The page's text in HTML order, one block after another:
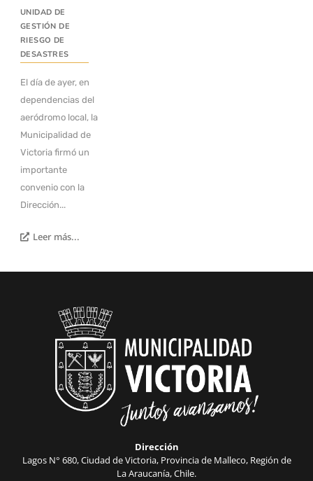
UNIDAD DE
GESTIÓN DE
RIESGO DE
DESASTRES
El día de ayer, en
dependencias del
aeródromo local, la
Municipalidad de
Victoria firmó un
importante
convenio con la
Dirección...
Leer más...
Dirección
Lagos N° 680, Ciudad de Victoria, Provincia de Malleco, Región de
La Araucanía, Chile.